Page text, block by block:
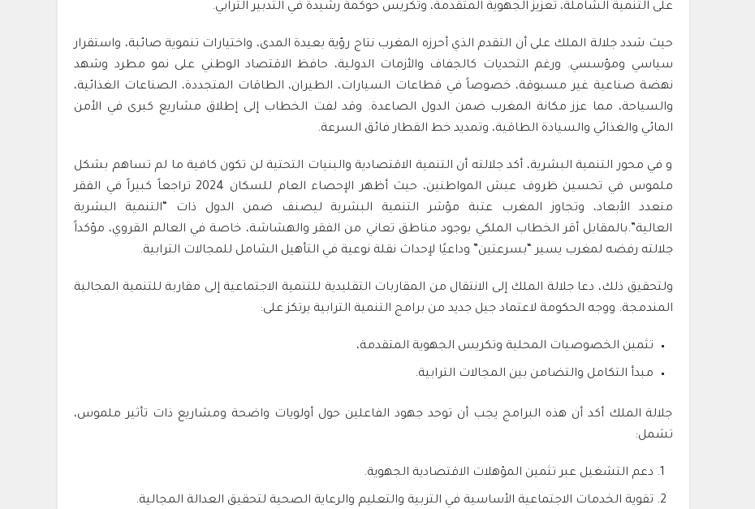
على التنمية الشاملة، تعزيز الجهوية المتقدمة، وتكريس حوكمة رشيدة في التدبير الترابي.
حيث شدد جلالة الملك على أن التقدم الذي أحرزه المغرب نتاج رؤية بعيدة المدى، واختيارات تنموية صائبة، واستقرار
سياسي ومؤسسي. ورغم التحديات كالجفاف والأزمات الدولية، حافظ الاقتصاد الوطني على نمو مطرد وشهد
نهضة صناعية غير مسبوقة، خصوصاً في قطاعات السيارات، الطيران، الطاقات المتجددة، الصناعات الغذائية،
والسياحة، مما عزز مكانة المغرب ضمن الدول الصاعدة. وقد لفت الخطاب إلى إطلاق مشاريع كبرى في الأمن
المائي والغذائي والسيادة الطاقية، وتمديد خط القطار فائق السرعة.
و في محور التنمية البشرية، أكد جلالته أن التنمية الاقتصادية والبنيات التحتية لن تكون كافية ما لم تساهم بشكل
ملموس في تحسين ظروف عيش المواطنين، حيث أظهر الإحصاء العام للسكان 2024 تراجعاً كبيراً في الفقر
متعدد الأبعاد، وتجاوز المغرب عتبة مؤشر التنمية البشرية ليصنف ضمن الدول ذات “التنمية البشرية
العالية”.بالمقابل أقر الخطاب الملكي بوجود مناطق تعاني من الفقر والهشاشة، خاصة في العالم القروي، مؤكداً
جلالته رفضه لمغرب يسير “بسرعتين” وداعيًا لإحداث نقلة نوعية في التأهيل الشامل للمجالات الترابية.
ولتحقيق ذلك، دعا جلالة الملك إلى الانتقال من المقاربات التقليدية للتنمية الاجتماعية إلى مقاربة للتنمية المجالية
المندمجة. ووجه الحكومة لاعتماد جيل جديد من برامج التنمية الترابية يرتكز على:
تثمين الخصوصيات المحلية وتكريس الجهوية المتقدمة،
مبدأ التكامل والتضامن بين المجالات الترابية.
جلالة الملك أكد أن هذه البرامج يجب أن توحد جهود الفاعلين حول أولويات واضحة ومشاريع ذات تأثير ملموس،
تشمل:
دعم التشغيل عبر تثمين المؤهلات الاقتصادية الجهوية.
تقوية الخدمات الاجتماعية الأساسية في التربية والتعليم والرعاية الصحية لتحقيق العدالة المجالية.